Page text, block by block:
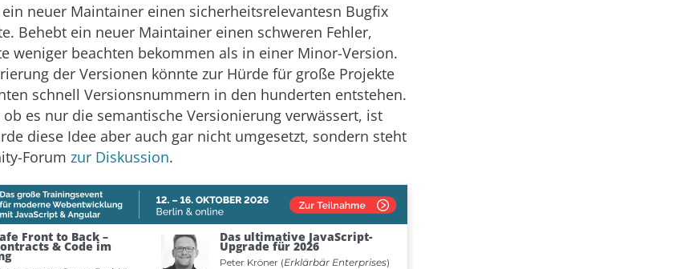
neuer Maintainer einen sicherheitsrelevantesn Bugfix
Behebt ein neuer Maintainer einen schweren Fehler,
weniger beachten bekommen als in einer Minor-Version.
der Versionen könnte zur Hürde für große Projekte
schnell Versionsnummern in den hunderten entstehen.
es nur die semantische Versionierung verwässert, ist
diese Idee aber auch gar nicht umgesetzt, sondern steht
Forum zur Diskussion.